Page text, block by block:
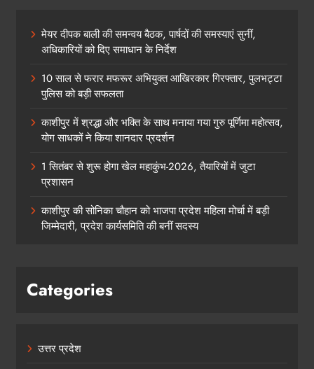
मेयर दीपक बाली की समन्वय बैठक, पार्षदों की समस्याएं सुनीं,
अधिकारियों को दिए समाधान के निर्देश
10 साल से फरार मफरूर अभियुक्त आखिरकार गिरफ्तार, पुलभट्टा
पुलिस को बड़ी सफलता
काशीपुर में श्रद्धा और भक्ति के साथ मनाया गया गुरु पूर्णिमा महोत्सव,
योग साधकों ने किया शानदार प्रदर्शन
1 सितंबर से शुरू होगा खेल महाकुंभ-2026, तैयारियों में जुटा
प्रशासन
काशीपुर की सोनिका चौहान को भाजपा प्रदेश महिला मोर्चा में बड़ी
जिम्मेदारी, प्रदेश कार्यसमिति की बनीं सदस्य
Categories
उत्तर प्रदेश